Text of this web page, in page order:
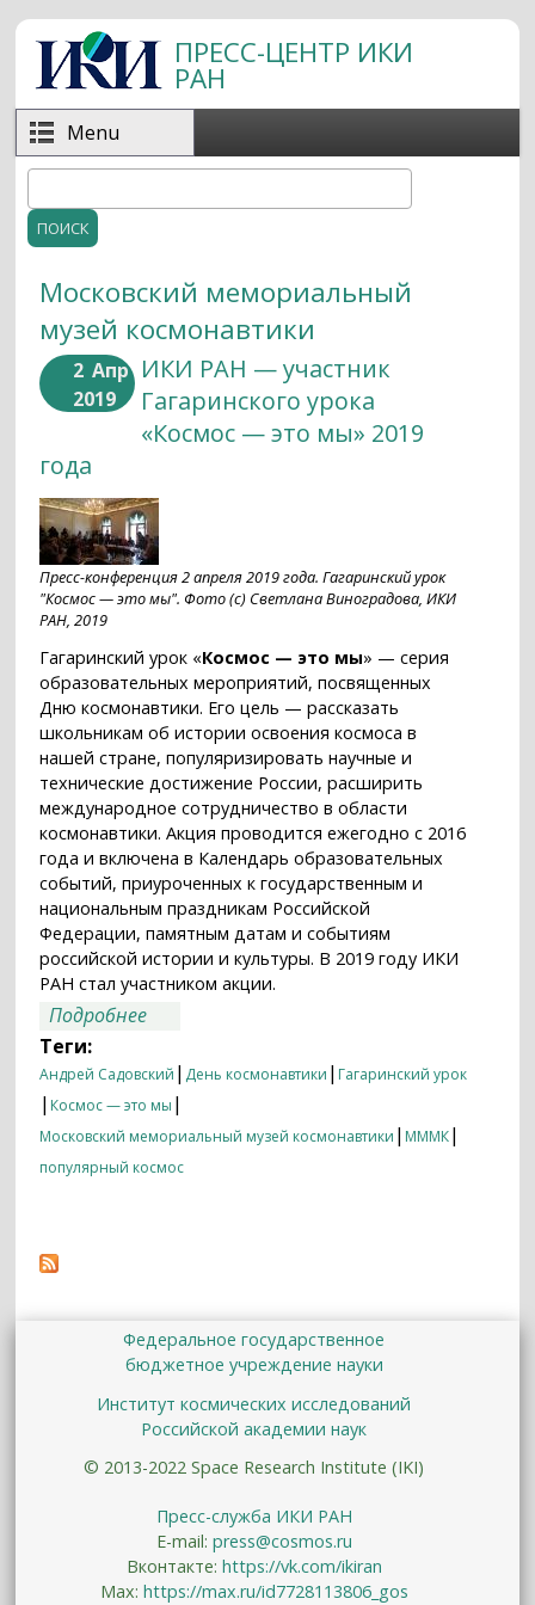
Перейти к основному содержанию
ПРЕСС-ЦЕНТР ИКИ
РАН
Menu
Форма поиска
Московский мемориальный
музей космонавтики
2 Апр
2019
ИКИ РАН — участник
Гагаринского урока
«Космос — это мы» 2019
года
Пресс-конференция 2 апреля 2019 года. Гагаринский урок
"Космос — это мы". Фото (с) Светлана Виноградова, ИКИ
РАН, 2019
Гагаринский урок «Космос — это мы» — серия
образовательных мероприятий, посвященных
Дню космонавтики. Его цель — рассказать
школьникам об истории освоения космоса в
нашей стране, популяризировать научные и
технические достижение России, расширить
международное сотрудничество в области
космонавтики. Акция проводится ежегодно с 2016
года и включена в Календарь образовательных
событий, приуроченных к государственным и
национальным праздникам Российской
Федерации, памятным датам и событиям
российской истории и культуры. В 2019 году ИКИ
РАН стал участником акции.
Подробнее
Теги:
Андрей Садовский | День космонавтики | Гагаринский урок
| Космос — это мы |
Московский мемориальный музей космонавтики | МММК|
популярный космос
Федеральное государственное
бюджетное учреждение науки
Институт космических исследований
Российской академии наук
© 2013-2022 Space Research Institute (IKI)
Пресс-служба ИКИ РАН
E-mail: press@cosmos.ru
Вконтакте: https://vk.com/ikiran
Max: https://max.ru/id7728113806_gos